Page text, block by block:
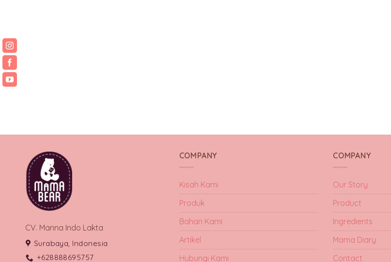
CV. Manna Indo Lakta
Surabaya, Indonesia
+628888695757
COMPANY
Kisah Kami
Produk
Bahan Kami
Artikel
Hubungi Kami
COMPANY
Our Story
Product
Ingredients
Mama Diary
Contact